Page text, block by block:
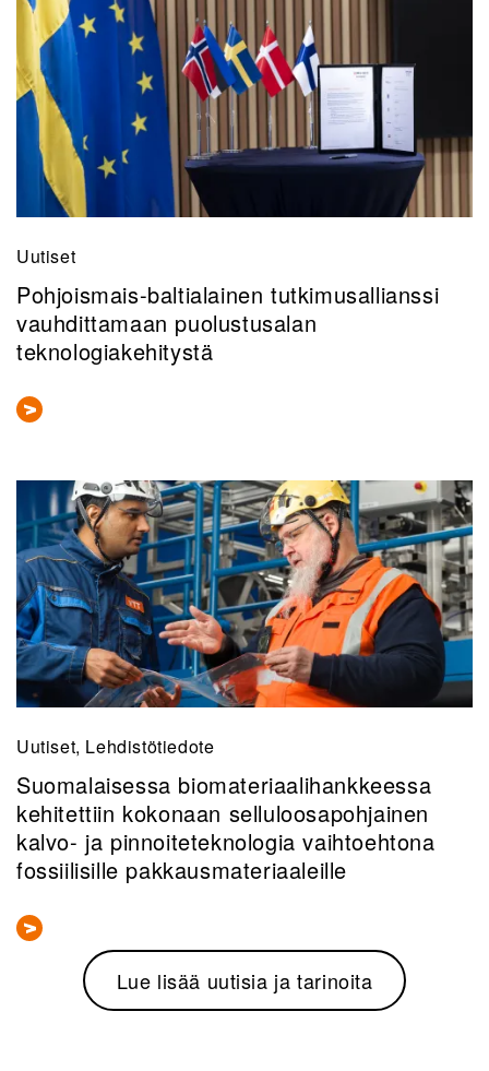
Uutiset
Pohjoismais-baltialainen tutkimusallianssi
vauhdittamaan puolustusalan
teknologiakehitystä
Uutiset, Lehdistötiedote
Suomalaisessa biomateriaalihankkeessa
kehitettiin kokonaan selluloosapohjainen
kalvo- ja pinnoiteteknologia vaihtoehtona
fossiilisille pakkausmateriaaleille
Lue lisää uutisia ja tarinoita